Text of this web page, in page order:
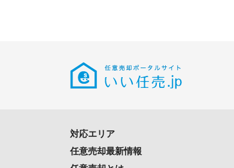
対応エリア
任意売却最新情報